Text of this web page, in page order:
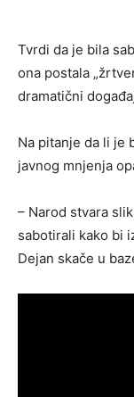
Tvrdi da je bila
ona postala
dramatični
Na pitanje da li je
javnog mnjenja
– Narod stvara
sabotirali kako bi
Dejan skače u